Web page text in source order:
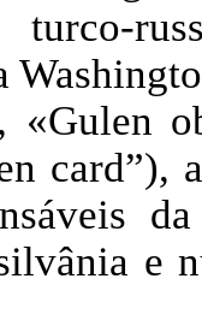
turco-
«Gulen
card”),
e